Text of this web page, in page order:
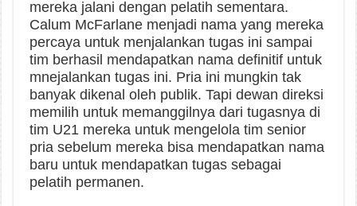
mereka jalani dengan pelatih sementara.
Calum McFarlane menjadi nama yang mereka
percaya untuk menjalankan tugas ini sampai
tim berhasil mendapatkan nama definitif untuk
mnejalankan tugas ini. Pria ini mungkin tak
banyak dikenal oleh publik. Tapi dewan direksi
memilih untuk memanggilnya dari tugasnya di
tim U21 mereka untuk mengelola tim senior
pria sebelum mereka bisa mendapatkan nama
baru untuk mendapatkan tugas sebagai
pelatih permanen.